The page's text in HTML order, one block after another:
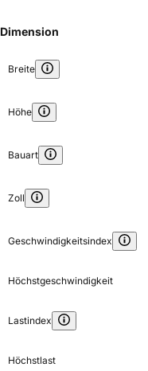
Dimension
Breite
Höhe
Bauart
Zoll
Geschwindigkeitsindex
Höchstgeschwindigkeit
Lastindex
Höchstlast